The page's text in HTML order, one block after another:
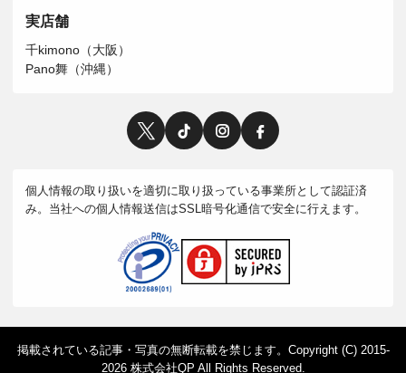
実店舗
千kimono（大阪）
Pano舞（沖縄）
個人情報の取り扱いを適切に取り扱っている事業所として認証済
み。当社への個人情報送信はSSL暗号化通信で安全に行えます。
掲載されている記事・写真の無断転載を禁じます。Copyright (C) 2015-
2026 株式会社QP All Rights Reserved.